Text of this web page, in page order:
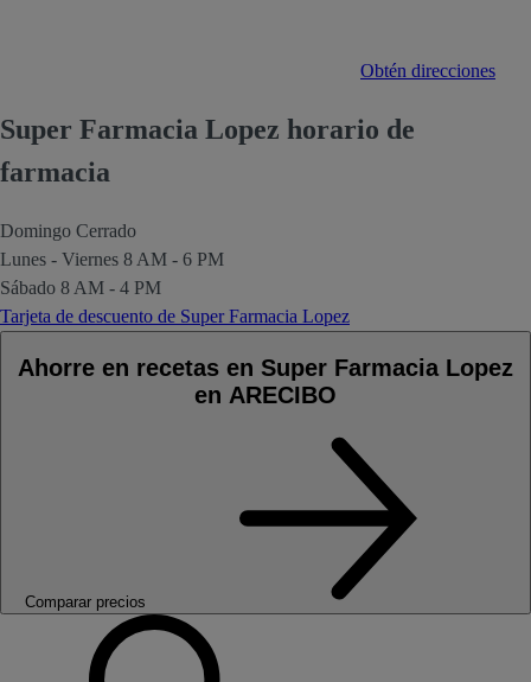
Obtén direcciones
Super Farmacia Lopez horario de
farmacia
Domingo Cerrado
Lunes - Viernes 8 AM - 6 PM
Sábado 8 AM - 4 PM
Tarjeta de descuento de Super Farmacia Lopez
Ahorre en recetas en Super Farmacia Lopez
en ARECIBO
Comparar precios